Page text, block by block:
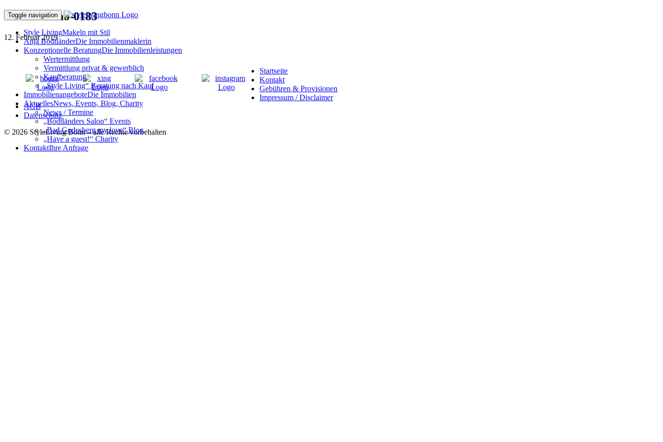
Toggle navigation
Style LivingMakeln mit Stil
Anja BodtländerDie Immobilienmaklerin
Konzeptionelle BeratungDie Immobilienleistungen
Wertermittlung
Vermittlung privat & gewerblich
Kaufberatung
„Style Living“ Beratung nach Kauf
ImmobilienangeboteDie Immobilien
AktuellesNews, Events, Blog, Charity
News / Termine
„Bodtländers Salon“ Events
„Bad Godesberg my love“ Blog
„Have a guest!“ Charity
KontaktIhre Anfrage
190203Immo-0183
12. Februar 2019
Startseite
Kontakt
Gebühren & Provisionen
Impressum / Disclaimer
AGB
Datenschutz
© 2026 StyleLiving Bonn – alle Rechte vorbehalten